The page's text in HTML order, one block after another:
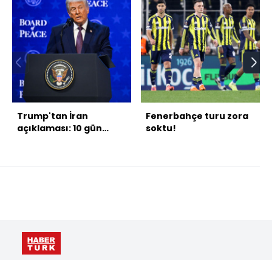
Trump'tan İran
açıklaması: 10 gün
Fenerbahçe turu zora
soktu!